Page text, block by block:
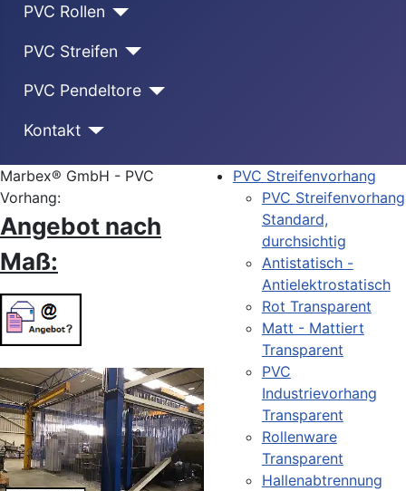
PVC Rollen
PVC Streifen
PVC Pendeltore
Kontakt
Marbex® GmbH - PVC
Vorhang:
Angebot nach
Maß:
PVC Streifenvorhang
PVC Streifenvorhang
Standard,
durchsichtig
Antistatisch -
Antielektrostatisch
Rot Transparent
Matt - Mattiert
Transparent
PVC
Industrievorhang
Transparent
Rollenware
Transparent
Hallenabtrennung